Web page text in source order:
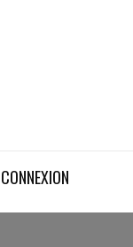
CONNEXION